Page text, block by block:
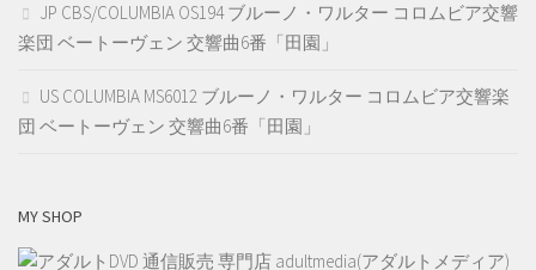
JP CBS/COLUMBIA OS194 ブルーノ・ワルター コロムビア交響
楽団 ベートーヴェン 交響曲6番「田園」
US COLUMBIA MS6012 ブルーノ・ワルター コロムビア交響楽
団 ベートーヴェン 交響曲6番「田園」
MY SHOP